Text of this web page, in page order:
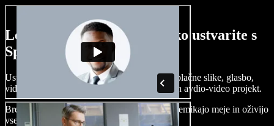
Le nekaj primerov, kaj lahko ustvarite s
Speechify Studio.
Ustvarjajte govorne posnetke, dodajajte brezplačne slike, glasbo,
videe, klonirajte svoj glas in pripravite celoten avdio-video projekt.
Brez učenja in kar iz brskalnika ustvarjalci premikajo meje in oživijo
vse ideje.